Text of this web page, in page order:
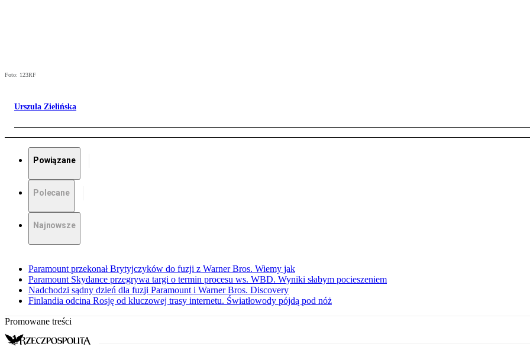
Foto: 123RF
Urszula Zielińska
Powiązane
Polecane
Najnowsze
Paramount przekonał Brytyjczyków do fuzji z Warner Bros. Wiemy jak
Paramount Skydance przegrywa targi o termin procesu ws. WBD. Wyniki słabym pocieszeniem
Nadchodzi sądny dzień dla fuzji Paramount i Warner Bros. Discovery
Finlandia odcina Rosję od kluczowej trasy internetu. Światłowody pójdą pod nóż
Promowane treści